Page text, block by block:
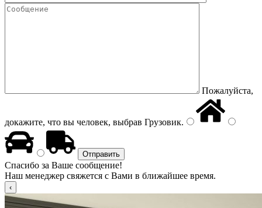
Пожалуйста,
докажите, что вы человек, выбрав Грузовик.
Спасибо за Ваше сообщение!
Наш менеджер свяжется с Вами в ближайшее время.